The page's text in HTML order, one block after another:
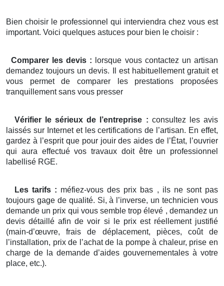
Bien choisir le professionnel qui interviendra chez vous est
important. Voici quelques astuces pour bien le choisir :
Comparer les devis : lorsque vous contactez un artisan
demandez toujours un devis. Il est habituellement gratuit et
vous permet de comparer les prestations proposées
tranquillement sans vous presser
Vérifier le sérieux de l’entreprise : consultez les avis
laissés sur Internet et les certifications de l’artisan. En effet,
gardez à l’esprit que pour jouir des aides de l’État, l’ouvrier
qui aura effectué vos travaux doit être un professionnel
labellisé RGE.
Les tarifs : méfiez-vous des prix bas , ils ne sont pas
toujours gage de qualité. Si, à l’inverse, un technicien vous
demande un prix qui vous semble trop élevé , demandez un
devis détaillé afin de voir si le prix est réellement justifié
(main-d’œuvre, frais de déplacement, pièces, coût de
l’installation, prix de l’achat de la pompe à chaleur, prise en
charge de la demande d’aides gouvernementales à votre
place, etc.).